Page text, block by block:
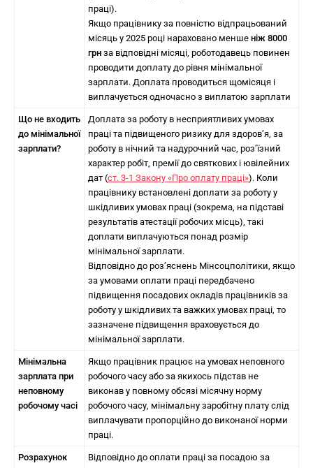
праці).
Якщо працівнику за повністю відпрацьований
місяць у 2025 році нараховано менше ніж 8000
грн за відповідні місяці, роботодавець повинен
проводити доплату до рівня мінімальної
зарплати. Доплата проводиться щомісяця і
виплачується одночасно з виплатою зарплати
Що не входить
до мінімальної
зарплати?
Доплата за роботу в несприятливих умовах
праці та підвищеного ризику для здоров’я, за
роботу в нічний та надурочний час, роз’їзний
характер робіт, премії до святкових і ювілейних
дат (ст. 3-1 Закону «Про оплату праці»). Коли
працівнику встановлені доплати за роботу у
шкідливих умовах праці (зокрема, на підставі
результатів атестації робочих місць), такі
доплати виплачуються понад розмір
мінімальної зарплати.
Відповідно до роз’яснень Мінсоцполітики, якщо
за умовами оплати праці передбачено
підвищення посадових окладів працівників за
роботу у шкідливих та важких умовах праці, то
зазначене підвищення враховується до
мінімальної зарплати.
Мінімальна
зарплата при
неповному
робочому часі
Якщо працівник працює на умовах неповного
робочого часу або за якихось підстав не
виконав у повному обсязі місячну норму
робочого часу, мінімальну заробітну плату слід
виплачувати пропорційно до виконаної норми
праці.
Розрахунок
Відповідно до оплати праці за посадою за